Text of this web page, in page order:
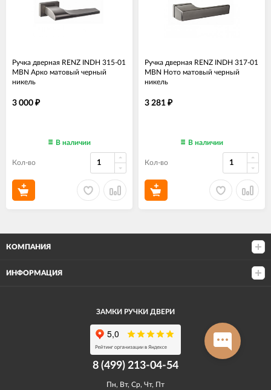
Ручка дверная RENZ INDH 315-01
MBN Арко матовый черный
никель
3 000 ₽
В наличии
Кол-во
Ручка дверная RENZ INDH 317-01
MBN Ното матовый черный
никель
3 281 ₽
В наличии
Кол-во
КОМПАНИЯ
ИНФОРМАЦИЯ
ЗАМКИ РУЧКИ ДВЕРИ
8 (499) 213-04-54​
Пн, Вт, Ср, Чт, Пт